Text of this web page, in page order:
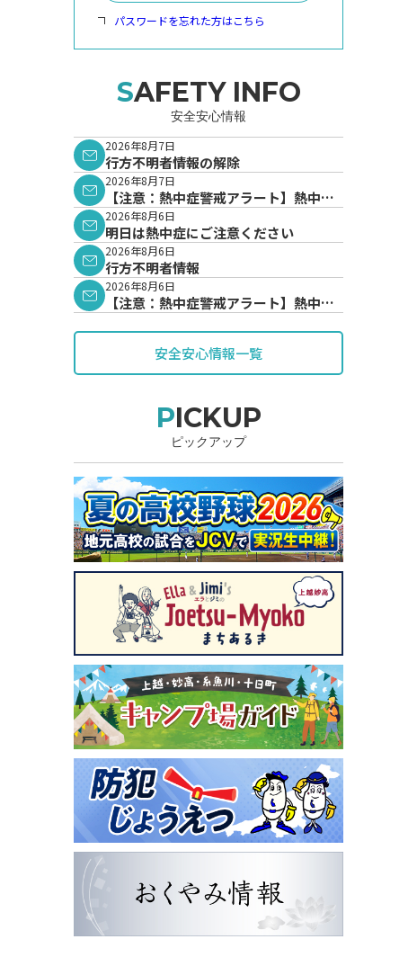
パスワードを忘れた方はこちら
SAFETY INFO
安全安心情報
2026年8月7日
行方不明者情報の解除
2026年8月7日
【注意：熱中症警戒アラート】熱中症
警戒アラートが発表されています。
2026年8月6日
明日は熱中症にご注意ください
2026年8月6日
行方不明者情報
2026年8月6日
【注意：熱中症警戒アラート】熱中症
安全安心情報一覧
PICKUP
ピックアップ